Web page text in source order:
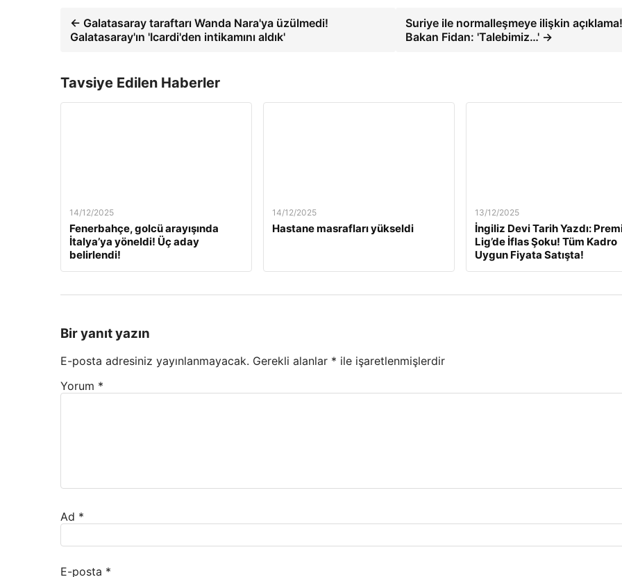
← Galatasaray taraftarı Wanda Nara'ya üzülmedi!
Galatasaray'ın 'Icardi'den intikamını aldık'
Suriye ile normalleşmeye ilişkin açıklama!
Bakan Fidan: 'Talebimiz…' →
Tavsiye Edilen Haberler
14/12/2025
Fenerbahçe, golcü arayışında
İtalya’ya yöneldi! Üç aday
belirlendi!
14/12/2025
Hastane masrafları yükseldi
13/12/2025
İngiliz Devi Tarih Yazdı:
Lig’de İflas Şoku! Tüm Kadro
Uygun Fiyata Satışta!
Bir yanıt yazın
E-posta adresiniz yayınlanmayacak. Gerekli alanlar * ile işaretlenmişlerdir
Yorum *
Ad *
E-posta *